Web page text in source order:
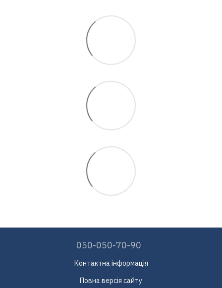
050-050-70-90
Контактна інформація
Повна версія сайту